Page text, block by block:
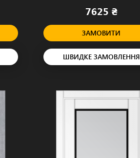
7625 ₴
ЗАМОВИТИ
ШВИДКЕ ЗАМОВЛЕННЯ